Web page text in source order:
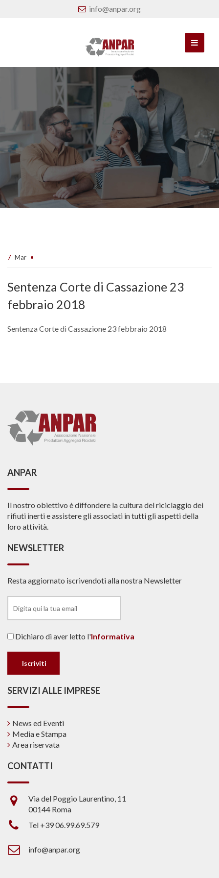
info@anpar.org
7 Mar
Sentenza Corte di Cassazione 23
febbraio 2018
Sentenza Corte di Cassazione 23 febbraio 2018
ANPAR
Il nostro obiettivo è diffondere la cultura del riciclaggio dei
rifiuti inerti e assistere gli associati in tutti gli aspetti della
loro attività.
NEWSLETTER
Resta aggiornato iscrivendoti alla nostra Newsletter
Dichiaro di aver letto l'Informativa
SERVIZI ALLE IMPRESE
News ed Eventi
Media e Stampa
Area riservata
CONTATTI
Via del Poggio Laurentino, 11
00144 Roma
Tel +39 06.99.69.579
info@anpar.org